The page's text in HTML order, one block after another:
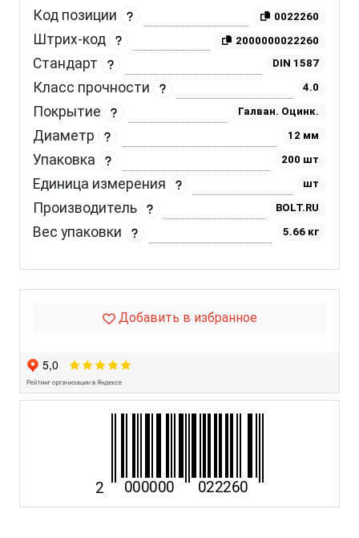
Код позиции 0022260
Штрих-код 2000000022260
Стандарт DIN 1587
Класс прочности 4.0
Покрытие Галван. Оцинк.
Диаметр 12 мм
Упаковка 200 шт
Единица измерения шт
Производитель BOLT.RU
Вес упаковки 5.66 кг
Добавить в избранное